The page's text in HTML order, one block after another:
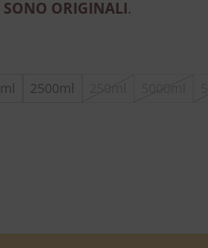
ORIGINALI.
2500ml 250ml 5000ml
quantità